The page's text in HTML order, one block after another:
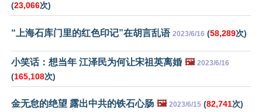
(23,066次)
“上海石库门里的红色印记”在胡言乱语 2023/6/16 (58,289次)
小笑话：想当年 江泽民为何让宋祖英离婚 🖼️ 2023/6/16
(165,108次)
金无怠的绝望 露出中共的铁石心肠 🖼️ 2023/6/15 (82,741次)